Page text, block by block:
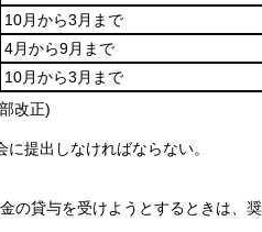
10月から3月まで
4月から9月まで
10月から3月まで
改正)
提出しなければならない。
の貸与を受けようとするときは、